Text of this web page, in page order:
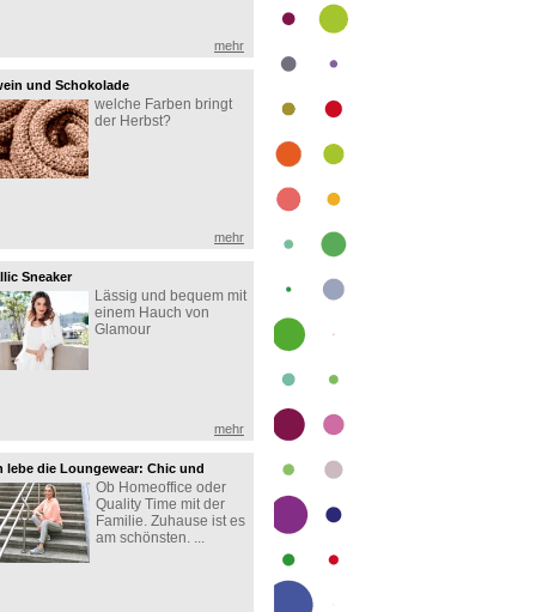
mehr
und Schokolade
welche Farben bringt
der Herbst?
mehr
Sneaker
Lässig und bequem mit
einem Hauch von
Glamour
mehr
lebe die Loungewear: Chic und
zuhause
Ob Homeoffice oder
Quality Time mit der
Familie. Zuhause ist es
am schönsten. ...